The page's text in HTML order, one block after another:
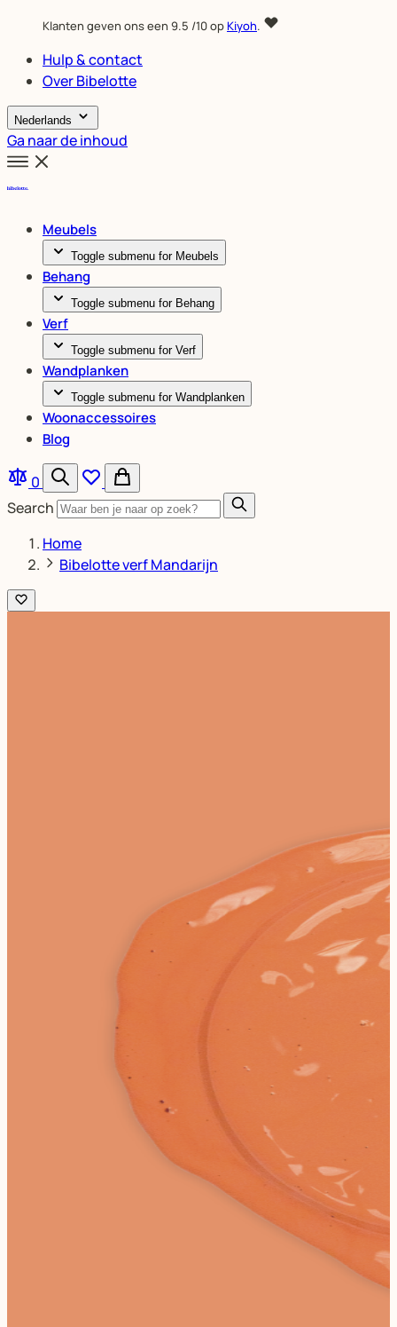
Klanten geven ons een 9.5 /10 opKiyoh.
Hulp & contact
Over Bibelotte
Nederlands
Ga naar de inhoud
Meubels
Toggle submenu for Meubels
Behang
Toggle submenu for Behang
Verf
Toggle submenu for Verf
Wandplanken
Toggle submenu for Wandplanken
Woonaccessoires
Blog
0
Search
Home
Bibelotte verf Mandarijn